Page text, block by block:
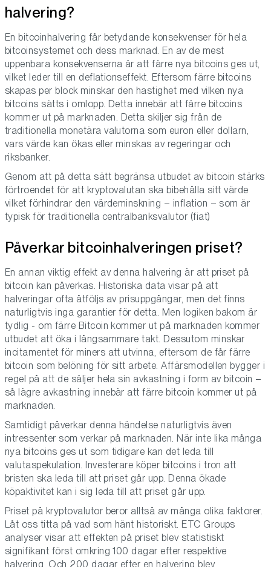
halvering?
En bitcoinhalvering får betydande konsekvenser för hela
bitcoinsystemet och dess marknad. En av de mest
uppenbara konsekvenserna är att färre nya bitcoins ges ut,
vilket leder till en deflationseffekt. Eftersom färre bitcoins
skapas per block minskar den hastighet med vilken nya
bitcoins sätts i omlopp. Detta innebär att färre bitcoins
kommer ut på marknaden. Detta skiljer sig från de
traditionella monetära valutorna som euron eller dollarn,
vars värde kan ökas eller minskas av regeringar och
riksbanker.
Genom att på detta sätt begränsa utbudet av bitcoin stärks
förtroendet för att kryptovalutan ska bibehålla sitt värde
vilket förhindrar den värdeminskning – inflation – som är
typisk för traditionella centralbanksvalutor (fiat)
Påverkar bitcoinhalveringen priset?
En annan viktig effekt av denna halvering är att priset på
bitcoin kan påverkas. Historiska data visar på att
halveringar ofta åtföljs av prisuppgångar, men det finns
naturligtvis inga garantier för detta. Men logiken bakom är
tydlig - om färre Bitcoin kommer ut på marknaden kommer
utbudet att öka i långsammare takt. Dessutom minskar
incitamentet för miners att utvinna, eftersom de får färre
bitcoin som belöning för sitt arbete. Affärsmodellen bygger i
regel på att de säljer hela sin avkastning i form av bitcoin –
så lägre avkastning innebär att färre bitcoin kommer ut på
marknaden.
Samtidigt påverkar denna händelse naturligtvis även
intressenter som verkar på marknaden. När inte lika många
nya bitcoins ges ut som tidigare kan det leda till
valutaspekulation. Investerare köper bitcoins i tron att
bristen ska leda till att priset går upp. Denna ökade
köpaktivitet kan i sig leda till att priset går upp.
Priset på kryptovalutor beror alltså av många olika faktorer.
Låt oss titta på vad som hänt historiskt. ETC Groups
analyser visar att effekten på priset blev statistiskt
signifikant först omkring 100 dagar efter respektive
halvering. Och 200 dagar efter en halvering blev